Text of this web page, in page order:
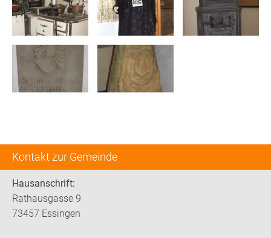
Kontakt zur Gemeinde
Hausanschrift:
Rathausgasse 9
73457 Essingen